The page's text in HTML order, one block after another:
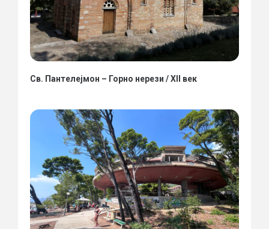
Св. Пантелејмон – Горно нерези / XII век